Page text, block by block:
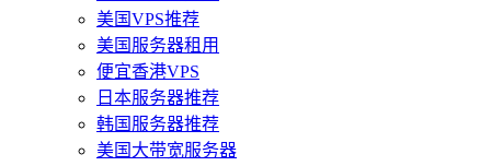
美国VPS推荐
美国服务器租用
便宜香港VPS
日本服务器推荐
韩国服务器推荐
美国大带宽服务器